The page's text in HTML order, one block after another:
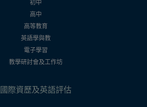
初中
高中
高等教育
英語學與教
電子學習
教學研討會及工作坊
國際資歷及英語評估